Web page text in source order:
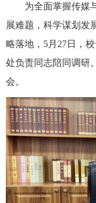
为全面掌握传媒
展难题，科学谋划发
略落地，5月 27日，
处负责同志陪同调研
会。